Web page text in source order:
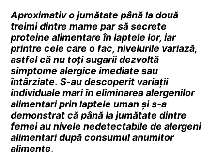
Aproximativ o jumătate până la două
treimi dintre mame par să secrete
proteine alimentare în laptele lor, iar
printre cele care o fac, nivelurile variază,
astfel că nu toți sugarii dezvoltă
simptome alergice imediate sau
întârziate. S-au descoperit variații
individuale mari în eliminarea alergenilor
alimentari prin laptele uman și s-a
demonstrat că până la jumătate dintre
femei au nivele nedetectabile de alergeni
alimentari după consumul anumitor
alimente.